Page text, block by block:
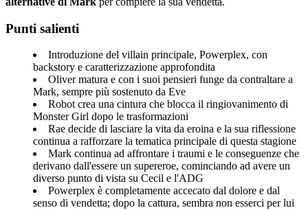
Punti salienti
Introduzione del villain principale, Powerplex, con
backstory e caratterizzazione approfondita
Oliver matura e con i suoi pensieri funge da contraltare a
Mark, sempre più sostenuto da Eve
Robot crea una cintura che blocca il ringiovanimento di
Monster Girl dopo le trasformazioni
Rae decide di lasciare la vita da eroina e la sua riflessione
continua a rafforzare la tematica principale di questa stagione
Mark continua ad affrontare i traumi e le conseguenze che
derivano dall'essere un supereroe, cominciando ad avere un
diverso punto di vista su Cecil e l'ADG
Powerplex è completamente accecato dal dolore e dal
senso di vendetta; dopo la cattura, sembra non esserci per lui